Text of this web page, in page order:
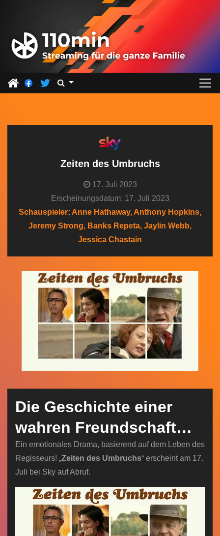
Zeiten des Umbruchs
17. Juli 2023
Erscheinungsdatum: 17. Juli 2023
Schauspieler: Anne Hathaway, Anthony Hopkins,
Jeremy Strong, Banks Repeta, Jaylin Webb,
Jessica Chastain
Die Geschichte einer
wahren Freundschaft…
Ein emotionales Drama, basierend auf dem Leben des
Regisseurs! „Zeiten des Umbruchs“ erscheint am 17.
Juli bei Sky auf Abruf.